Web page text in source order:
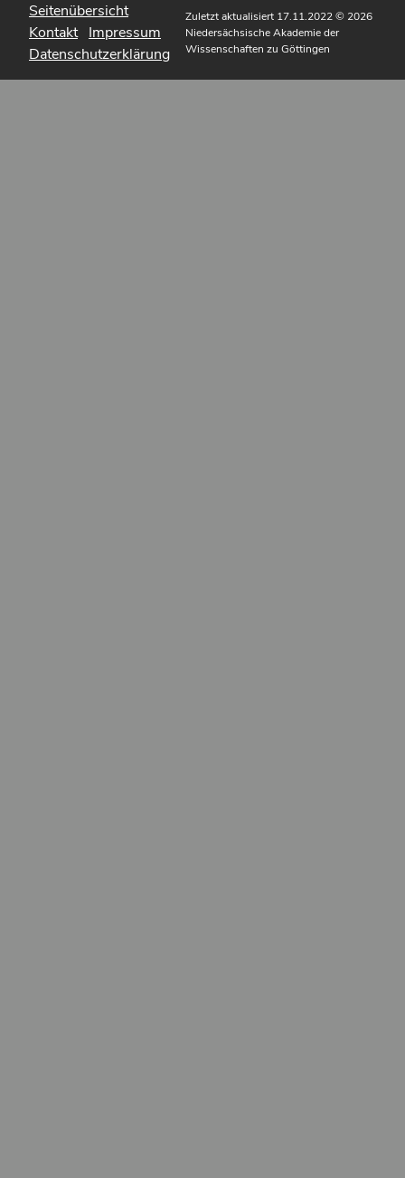
Seitenübersicht
Kontakt Impressum
Datenschutzerklärung
Zuletzt aktualisiert 17.11.2022© 2026
Niedersächsische Akademie der
Wissenschaften zu Göttingen